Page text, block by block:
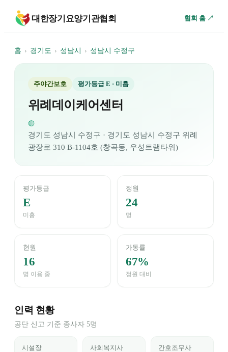
대한장기요양기관협회 협회 홈 ↗
홈 › 경기도 › 성남시 › 성남시 수정구
주야간보호 평가등급 E · 미흡
위례데이케어센터
◍
경기도 성남시 수정구 · 경기도 성남시 수정구 위례
광장로 310 B-1104호 (창곡동, 우성트램타워)
평가등급
E
미흡
정원
24
명
현원
16
명 이용 중
가동률
67%
정원 대비
인력 현황
공단 신고 기준 종사자 5명
시설장 사회복지사 간호조무사